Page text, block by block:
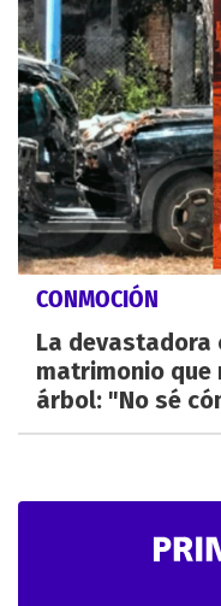
CONMOCIÓN
La
matrimonio
árbol: "No sé